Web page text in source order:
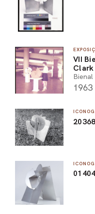
VII
Clark
Bienal
1963